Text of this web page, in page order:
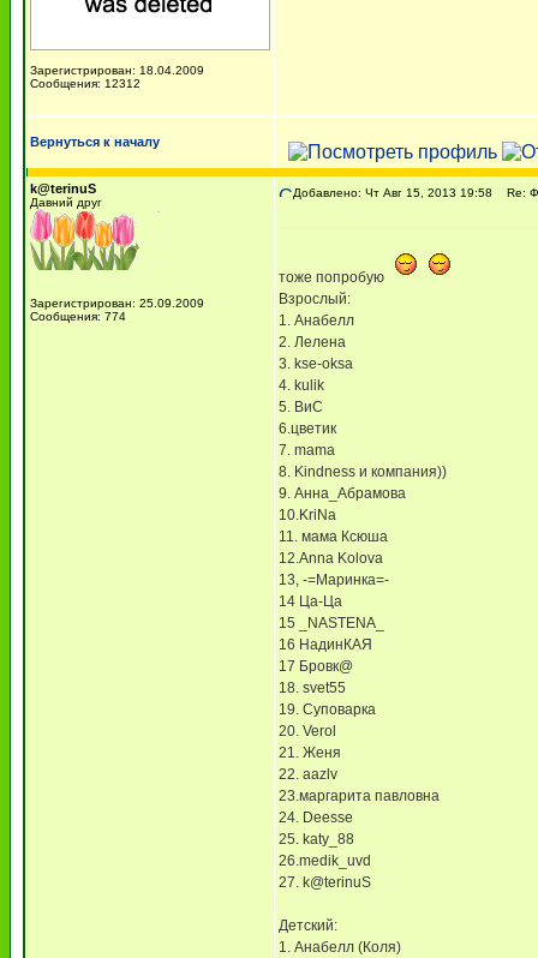
Зарегистрирован: 18.04.2009
Сообщения: 12312
Вернуться к началу
k@terinuS
Давний друг
Зарегистрирован: 25.09.2009
Сообщения: 774
Добавлено: Чт Авг 15, 2013 19:58 Re:
тоже попробую
Взрослый:
1. Анабелл
2. Лелена
3. kse-oksa
4. kulik
5. ВиС
6.цветик
7. mama
8. Kindness и компания))
9. Анна_Абрамова
10.KriNa
11. мама Ксюша
12.Anna Kolova
13, -=Маринка=-
14 Ца-Ца
15 _NASTENA_
16 НадинКАЯ
17 Бровк@
18. svet55
19. Суповарка
20. Verol
21. Женя
22. aazlv
23.маргарита павловна
24. Deesse
25. katy_88
26.medik_uvd
27. k@terinuS
Детский:
1. Анабелл (Коля)